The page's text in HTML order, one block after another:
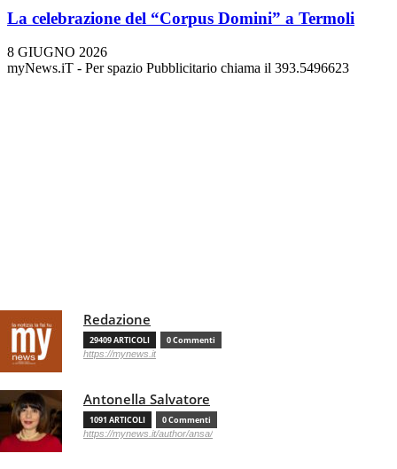
La celebrazione del “Corpus Domini” a Termoli
8 GIUGNO 2026
myNews.iT - Per spazio Pubblicitario chiama il 393.5496623
Redazione
29409 ARTICOLI 0 Commenti
https://mynews.it
Antonella Salvatore
1091 ARTICOLI 0 Commenti
https://mynews.it/author/ansa/